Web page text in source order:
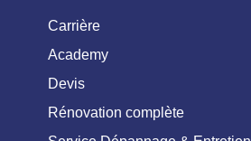
Carrière
Academy
Devis
Rénovation complète